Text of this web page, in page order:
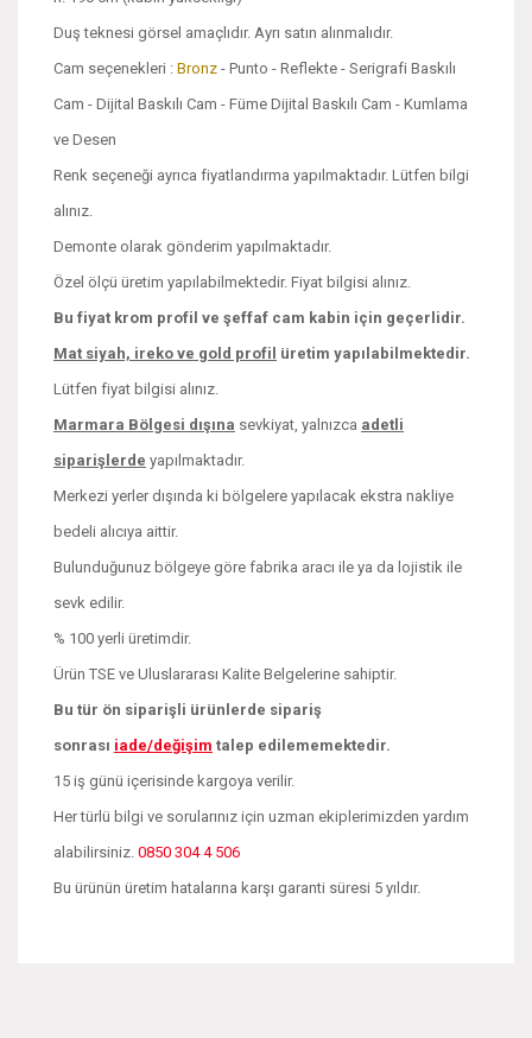
Duş teknesi görsel amaçlıdır. Ayrı satın alınmalıdır.
Cam seçenekleri : Bronz - Punto - Reflekte - Serigrafi Baskılı
Cam - Dijital Baskılı Cam - Füme Dijital Baskılı Cam - Kumlama
ve Desen
Renk seçeneği ayrıca fiyatlandırma yapılmaktadır. Lütfen bilgi
alınız.
Demonte olarak gönderim yapılmaktadır.
Özel ölçü üretim yapılabilmektedir. Fiyat bilgisi alınız.
Bu fiyat krom profil ve şeffaf cam kabin için geçerlidir.
Mat siyah, ireko ve gold profil üretim yapılabilmektedir.
Lütfen fiyat bilgisi alınız.
Marmara Bölgesi dışına sevkiyat, yalnızca adetli
siparişlerde yapılmaktadır.
Merkezi yerler dışında ki bölgelere yapılacak ekstra nakliye
bedeli alıcıya aittir.
Bulunduğunuz bölgeye göre fabrika aracı ile ya da lojistik ile
sevk edilir.
% 100 yerli üretimdir.
Ürün TSE ve Uluslararası Kalite Belgelerine sahiptir.
Bu tür ön siparişli ürünlerde sipariş
sonrası iade/değişim talep edilememektedir.
15 iş günü içerisinde kargoya verilir.
Her türlü bilgi ve sorularınız için uzman ekiplerimizden yardım
alabilirsiniz. 0850 304 4 506
Bu ürünün üretim hatalarına karşı garanti süresi 5 yıldır.